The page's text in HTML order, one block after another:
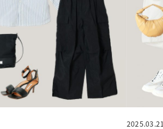
2025.03.21